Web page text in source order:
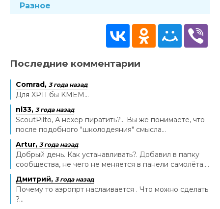
Разное
Последние комментарии
Comrad, 3 года назад
Для XP11 бы KMEM...
nl33, 3 года назад
ScoutPilto, А нехер пиратить?... Вы же понимаете, что
после подобного "школодеяния" смысла...
Artur, 3 года назад
Добрый день. Как устанавливать?. Добавил в папку
сообщества, не чего не меняется в панели самолёта....
Дмитрий, 3 года назад
Почему то аэропрт наслаивается . Что можно сделать
?...